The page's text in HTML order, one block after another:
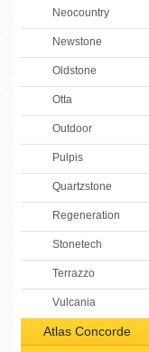
Neocountry
Newstone
Oldstone
Otta
Outdoor
Pulpis
Quartzstone
Regeneration
Stonetech
Terrazzo
Vulcania
Atlas Concorde